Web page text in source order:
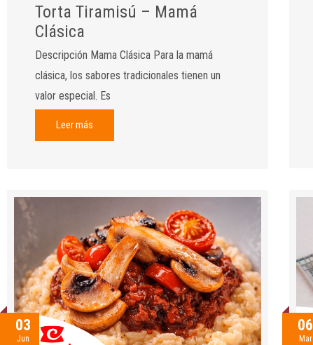
Torta Tiramisú – Mamá
Clásica
Descripción Mama Clásica Para la mamá
clásica, los sabores tradicionales tienen un
valor especial. Es
Leer más
03
Jun
06
Mar